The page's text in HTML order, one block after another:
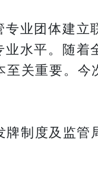
业团体建立
水平。随着
关重要。今
制度及监管